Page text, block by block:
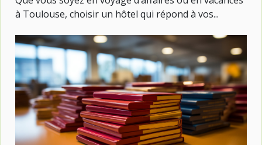
à Toulouse, choisir un hôtel qui répond à vos...